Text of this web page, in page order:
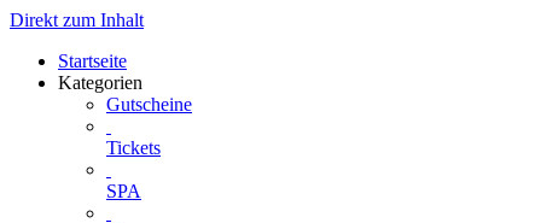
Direkt zum Inhalt
Startseite
Kategorien
Gutscheine
Tickets
SPA